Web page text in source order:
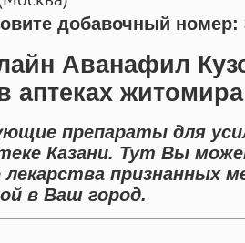
добавочный номер:
Аванафил
аптеках житомира
препараты для
Казани. Тут Вы
признанных
в Ваш город.